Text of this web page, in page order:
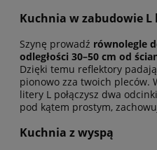
Kuchnia w zabudowie
Szynę prowadź równolegle
odległości 30–50 cm od
Dzięki temu reflektory
pionowo zza twoich pleców.
litery L połączysz dwa
pod kątem prostym,
Kuchnia z wyspą